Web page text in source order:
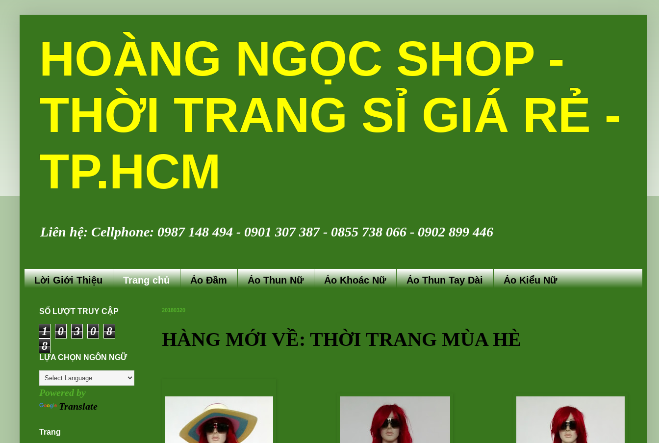
HOÀNG NGỌC SHOP -
THỜI TRANG SỈ GIÁ RẺ -
TP.HCM
Liên hệ: Cellphone: 0987 148 494 - 0901 307 387 - 0855 738 066 - 0902 899 446
Lời Giới Thiệu Trang chủ Áo Đầm Áo Thun Nữ Áo Khoác Nữ Áo Thun Tay Dài Áo Kiểu Nữ
20180320
HÀNG MỚI VỀ: THỜI TRANG MÙA HÈ
SỐ LƯỢT TRUY CẬP
1 0 3 0
8
8
LỰA CHỌN NGÔN NGỮ
Powered by
Translate
Trang